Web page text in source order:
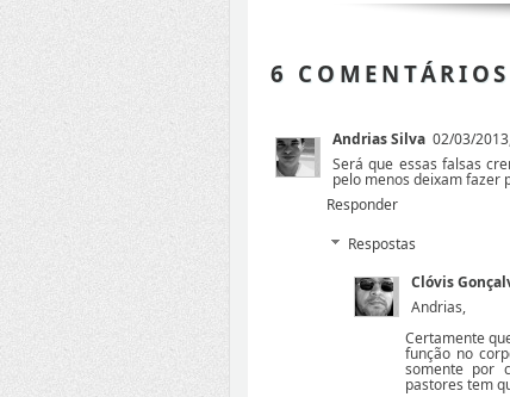
6
Andrias Silva 02/03/
Será que essas falsas
pelo menos deixam fazer
Responder
Respostas
Clóvis
Andrias,
Certamente
função no
somente por
pastores tem